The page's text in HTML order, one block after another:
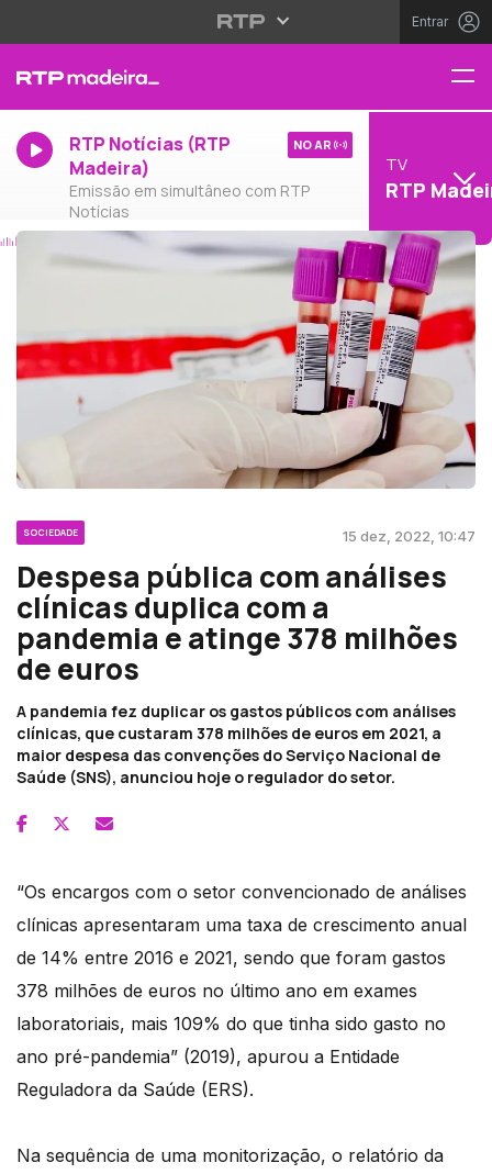
Entrar
RTP Notícias (RTP
Madeira)
Emissão em simultâneo com RTP
Notícias
NO AR
TV
RTP
SOCIEDADE 15 dez, 2022, 10:47
Despesa pública com análises
clínicas duplica com a
pandemia e atinge 378 milhões
de euros
A pandemia fez duplicar os gastos públicos com análises
clínicas, que custaram 378 milhões de euros em 2021, a
maior despesa das convenções do Serviço Nacional de
Saúde (SNS), anunciou hoje o regulador do setor.
“Os encargos com o setor convencionado de análises
clínicas apresentaram uma taxa de crescimento anual
de 14% entre 2016 e 2021, sendo que foram gastos
378 milhões de euros no último ano em exames
laboratoriais, mais 109% do que tinha sido gasto no
ano pré-pandemia” (2019), apurou a Entidade
Reguladora da Saúde (ERS).
Na sequência de uma monitorização, o relatório da